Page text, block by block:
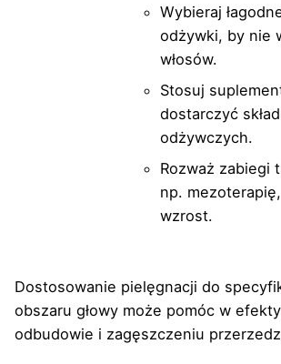
Wybieraj
odżywki, by nie
włosów.
Stosuj
dostarczyć
odżywczych.
Rozważ zabiegi
np.
wzrost.
Dostosowanie pielęgnacji do
obszaru głowy może pomóc w
odbudowie i zagęszczeniu